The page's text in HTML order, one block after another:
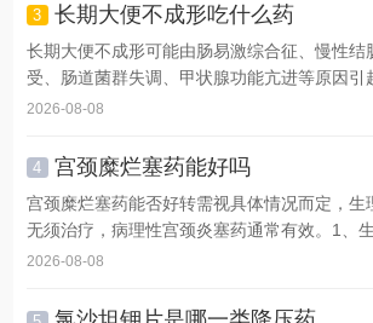
3 长期大便不成形吃什么药
长期大便不成形可能由肠易激综合征、慢性结
受、肠道菌群失调、甲状腺功能亢进等原因引
食结...
2026-08-08
4 宫颈糜烂塞药能好吗
宫颈糜烂塞药能否好转需视具体情况而定，生
无须治疗，病理性宫颈炎塞药通常有效。1、
糜...
2026-08-08